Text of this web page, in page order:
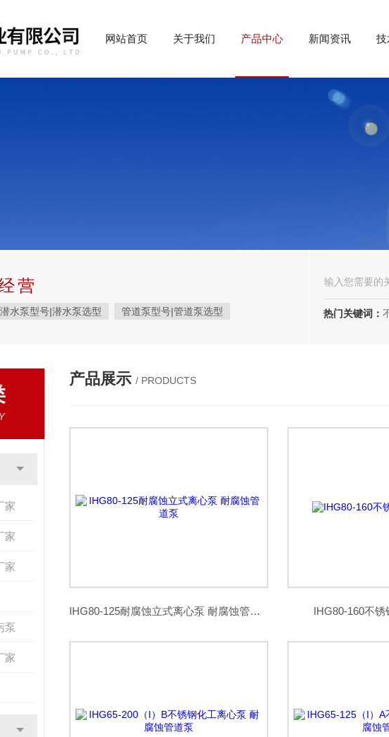
网站首页 关于我们 产品中心 新闻资讯 技
营
潜水泵型号|潜水泵选型 管道泵型号|管道泵选型
液位控制柜|压力控制柜 加油枪型号-加油设备
计量泵型号|计量泵选型
热门关键词：
家
家
家
泵
家
产品展示 / PRODUCTS
IHG80-125耐腐蚀立式离心泵 耐腐蚀管道泵 IHG80-160不